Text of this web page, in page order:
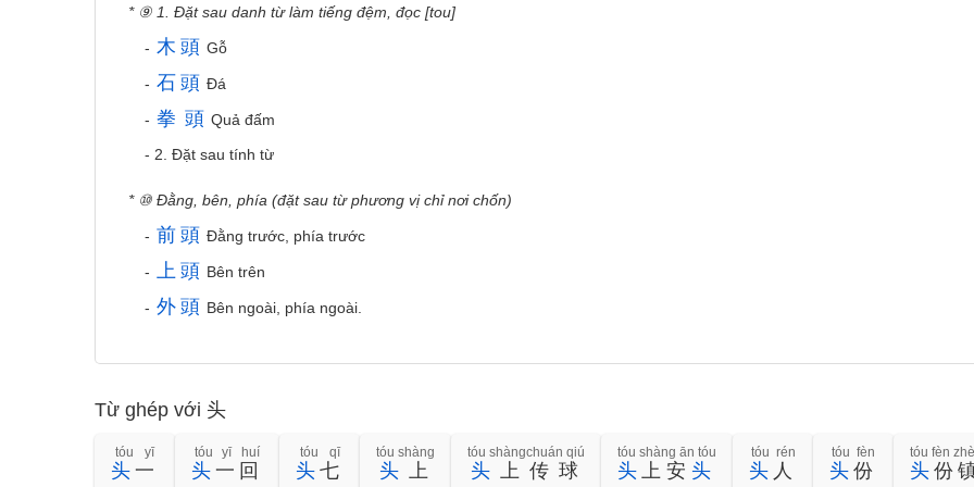
* ⑨ 1. Đặt sau danh từ làm tiếng đệm, đọc [tou]
- 木 頭 Gỗ
- 石 頭 Đá
- 拳 頭 Quả đấm
- 2. Đặt sau tính từ
* ⑩ Đằng, bên, phía (đặt sau từ phương vị chỉ nơi chốn)
- 前 頭 Đằng trước, phía trước
- 上 頭 Bên trên
- 外 頭 Bên ngoài, phía ngoài.
Từ ghép với 头
头 一
tóu yī
头 一回
tóu yī huí
头 七
tóu qī
头 上
tóu shàng
头 上传球
tóu shàngchuán qiú
头上安 头
tóu shàng ān tóu
头 人
tóu rén
头 份
tóu fèn
头份
tóu fèn